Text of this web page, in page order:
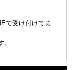
で受け付けてま